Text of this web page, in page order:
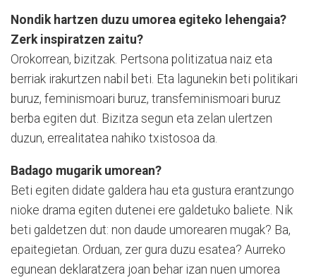
Nondik hartzen duzu umorea egiteko lehengaia?
Zerk inspiratzen zaitu?
Orokorrean, bizitzak. Pertsona politizatua naiz eta
berriak irakurtzen nabil beti. Eta lagunekin beti politikari
buruz, feminismoari buruz, transfeminismoari buruz
berba egiten dut. Bizitza segun eta zelan ulertzen
duzun, errealitatea nahiko txistosoa da.
Badago mugarik umorean?
Beti egiten didate galdera hau eta gustura erantzungo
nioke drama egiten dutenei ere galdetuko baliete. Nik
beti galdetzen dut: non daude umorearen mugak? Ba,
epaitegietan. Orduan, zer gura duzu esatea? Aurreko
egunean deklaratzera joan behar izan nuen umorea